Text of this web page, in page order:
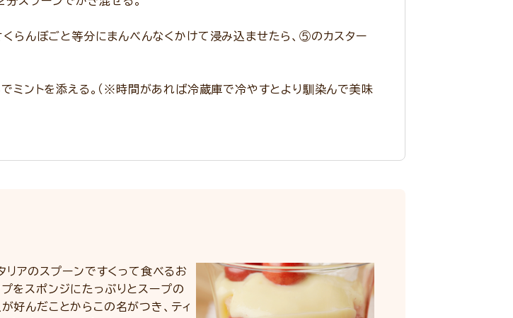
らんぼごと等分にまんべんなくかけて浸み込ませたら、⑤のカスター
ミントを添える。（※時間があれば冷蔵庫で冷やすとより馴染んで美味
リアのスプーンですくって食べるお
をスポンジにたっぷりとスープの
好んだことからこの名がつき、ティ